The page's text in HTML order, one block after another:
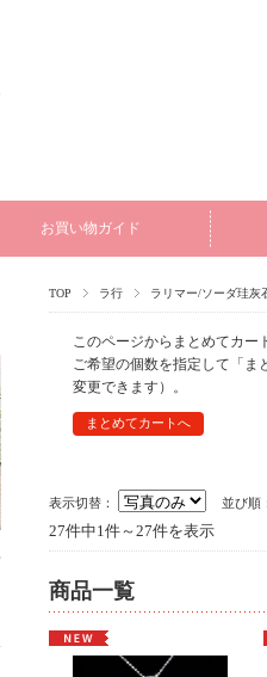
お買い物ガイド
TOP ラ行 ラリマー/ソーダ珪灰
このページからまとめてカー
ご希望の個数を指定して「
変更できます）。
表示切替： 並び順
27件中1件～27件を表示
商品一覧